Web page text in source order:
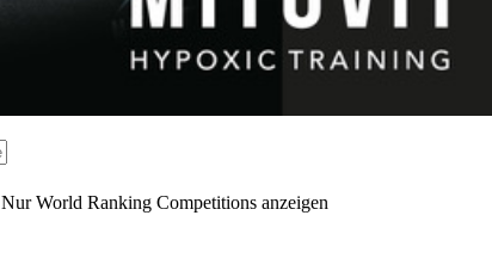
Nur World Ranking Competitions anzeigen